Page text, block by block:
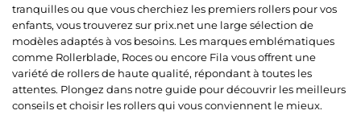
tranquilles ou que vous cherchiez les premiers rollers pour vos
enfants, vous trouverez sur prix.net une large sélection de
modèles adaptés à vos besoins. Les marques emblématiques
comme Rollerblade, Roces ou encore Fila vous offrent une
variété de rollers de haute qualité, répondant à toutes les
attentes. Plongez dans notre guide pour découvrir les meilleurs
conseils et choisir les rollers qui vous conviennent le mieux.